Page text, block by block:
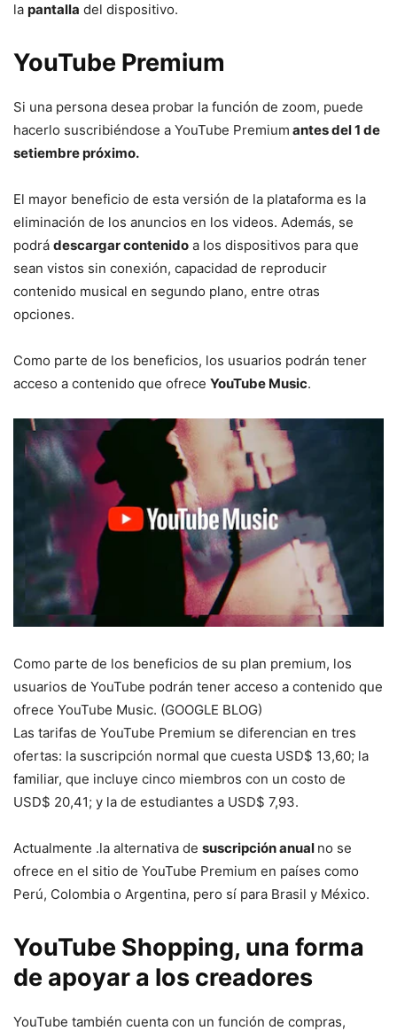
la pantalla del dispositivo.
YouTube Premium
Si una persona desea probar la función de zoom, puede
hacerlo suscribiéndose a YouTube Premium antes del 1 de
setiembre próximo.
El mayor beneficio de esta versión de la plataforma es la
eliminación de los anuncios en los videos. Además, se
podrá descargar contenido a los dispositivos para que
sean vistos sin conexión, capacidad de reproducir
contenido musical en segundo plano, entre otras
opciones.
Como parte de los beneficios, los usuarios podrán tener
acceso a contenido que ofrece YouTube Music.
Como parte de los beneficios de su plan premium, los
usuarios de YouTube podrán tener acceso a contenido que
ofrece YouTube Music. (GOOGLE BLOG)
Las tarifas de YouTube Premium se diferencian en tres
ofertas: la suscripción normal que cuesta USD$ 13,60; la
familiar, que incluye cinco miembros con un costo de
USD$ 20,41; y la de estudiantes a USD$ 7,93.
Actualmente .la alternativa de suscripción anual no se
ofrece en el sitio de YouTube Premium en países como
Perú, Colombia o Argentina, pero sí para Brasil y México.
YouTube Shopping, una forma
de apoyar a los creadores
YouTube también cuenta con un función de compras,